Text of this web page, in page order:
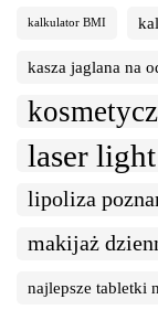
kalkulator BMI
kasza jaglana na
laser
lipoliza
makijaż
najlepsze tabletki